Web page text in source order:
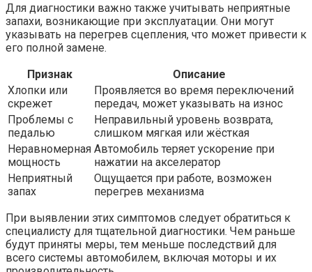
Для диагностики важно также учитывать неприятные
запахи, возникающие при эксплуатации. Они могут
указывать на перегрев сцепления, что может привести к
его полной замене.
Признак
Описание
Хлопки или
скрежет
Проявляется во время переключений
передач, может указывать на износ
Проблемы с
педалью
Неправильный уровень возврата,
слишком мягкая или жёсткая
Неравномерная
мощность
Автомобиль теряет ускорение при
нажатии на акселератор
Неприятный
запах
Ощущается при работе, возможен
перегрев механизма
При выявлении этих симптомов следует обратиться к
специалисту для тщательной диагностики. Чем раньше
будут приняты меры, тем меньше последствий для
всего системы автомобилем, включая моторы и их